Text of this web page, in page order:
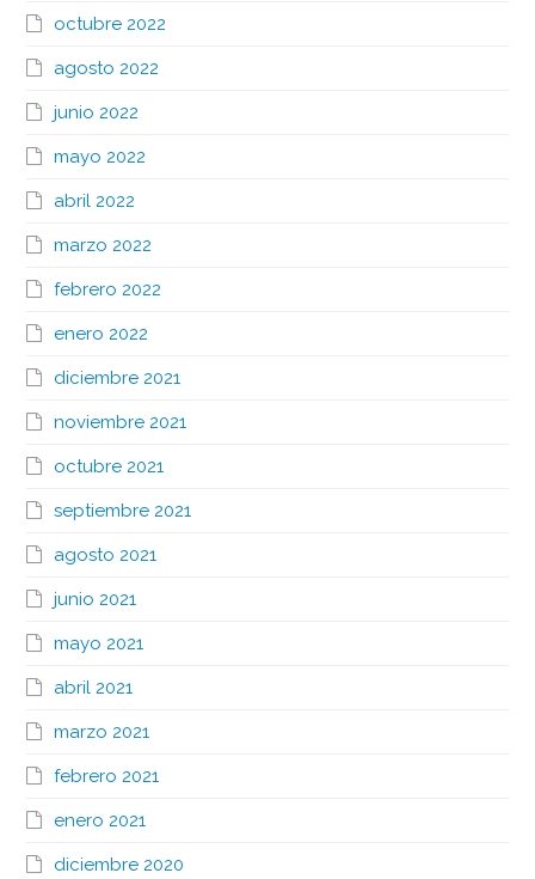
octubre 2022
agosto 2022
junio 2022
mayo 2022
abril 2022
marzo 2022
febrero 2022
enero 2022
diciembre 2021
noviembre 2021
octubre 2021
septiembre 2021
agosto 2021
junio 2021
mayo 2021
abril 2021
marzo 2021
febrero 2021
enero 2021
diciembre 2020